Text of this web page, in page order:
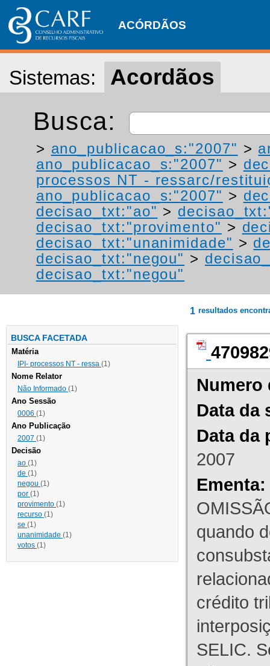
ACÓRDÃOS
Sistemas: Acordãos
Busca:
> ano_publicacao_s:"2007" >
ano_publicacao_s:"2007" >
processos NT - ressarc/
ano_publicacao_s:"2007" >
decisao_txt:"ao" >
decisao_txt:"provimento" >
decisao_txt:"unanimidade" >
decisao_txt:"negou" >
decisao_txt:"negou"
BUSCA FACETADA
Matéria
IPI- processos NT - ressa (1)
Nome Relator
Não Informado (1)
Ano Sessão
0006 (1)
Ano Publicação
2007 (1)
Decisão
ao (1)
de (1)
negou (1)
por (1)
provimento (1)
recurso (1)
se (1)
unanimidade (1)
votos (1)
1 resultados
Numero
Data da
Data da
2007
Ementa:
quando
crédito
SELIC.